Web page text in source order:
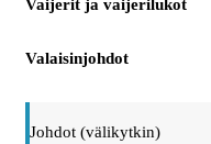
Vaijerit ja vaijerilukot
Valaisinjohdot
Johdot (välikytkin)